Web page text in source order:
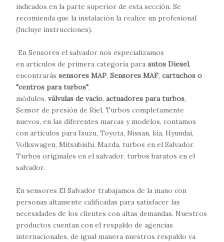
indicados en la parte superior de esta sección. Se
recomienda que la instalación la realice un profesional
(Incluye instrucciones).
En Sensores el salvador nos especializamos
en artículos de primera categoría para autos Diesel,
encontrarás sensores MAP, Sensores MAF, cartuchos o
"centros para turbos",
módulos, válvulas de vacío, actuadores para turbos,
Sensor de presión de Riel, Turbos completamente
nuevos, en las diferentes marcas y modelos, contamos
con artículos para Isuzu, Toyota, Nissan, kia, Hyundai,
Volkswagen, Mitsubishi, Mazda, turbos en el Salvador.
Turbos originales en el salvador. turbos baratos en el
salvador.
En sensores El Salvador trabajamos de la mano con
personas altamente calificadas para satisfacer las
necesidades de los clientes con altas demandas. Nuestros
productos cuentan con el respaldo de agencias
internacionales, de igual manera nuestros respaldo va